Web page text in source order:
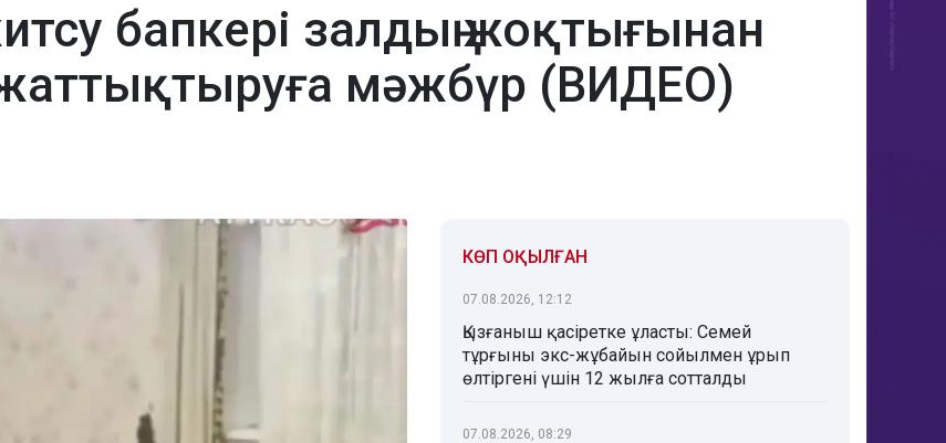
бапкері залдың жоқтығынан
мәжбүр (ВИДЕО)
КӨП ОҚЫЛҒАН
07.08.2026, 12:12
Қызғаныш қасіретке ұласты: Семей
тұрғыны экс-жұбайын сойылмен ұрып
өлтіргені үшін 12 жылға сотталды
07.08.2026, 08:29